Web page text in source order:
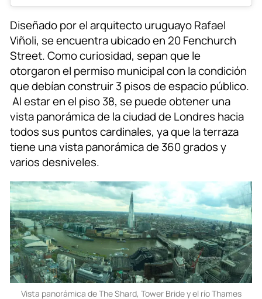
Diseñado por el arquitecto uruguayo Rafael
Viñoli, se encuentra ubicado en 20 Fenchurch
Street. Como curiosidad, sepan que le
otorgaron el permiso municipal con la condición
que debían construir 3 pisos de espacio público.
Al estar en el piso 38, se puede obtener una
vista panorámica de la ciudad de Londres hacia
todos sus puntos cardinales, ya que la terraza
tiene una vista panorámica de 360 grados y
varios desniveles.
Vista panorámica de The Shard, Tower Bride y el río Thames